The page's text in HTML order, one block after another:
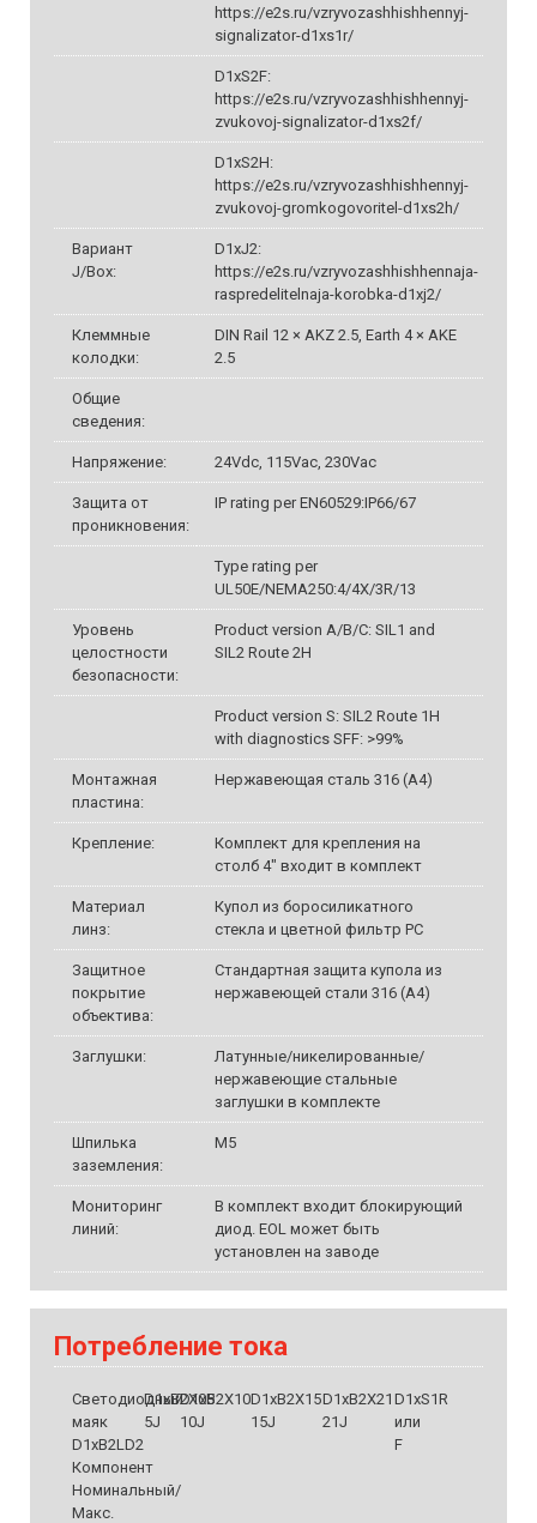
https://e2s.ru/vzryvozashhishhennyj-
signalizator-d1xs1r/
D1xS2F:
https://e2s.ru/vzryvozashhishhennyj-
zvukovoj-signalizator-d1xs2f/
D1xS2H:
https://e2s.ru/vzryvozashhishhennyj-
zvukovoj-gromkogovoritel-d1xs2h/
Вариант
J/Box:
D1xJ2:
https://e2s.ru/vzryvozashhishhennaja-
raspredelitelnaja-korobka-d1xj2/
Клеммные
колодки:
DIN Rail 12 × AKZ 2.5, Earth 4 × AKE
2.5
Общие
сведения:
Напряжениe: 24Vdc, 115Vac, 230Vac
Защита от
проникновения:
IP rating per EN60529:IP66/67
Type rating per
UL50E/NEMA250:4/4X/3R/13
Уровень
целостности
безопасности:
Product version A/B/C: SIL1 and
SIL2 Route 2H
Product version S: SIL2 Route 1H
with diagnostics SFF: >99%
Монтажная
пластина:
Нержавеющая сталь 316 (A4)
Крепление:
Комплект для крепления на
столб 4" входит в комплект
Материал
линз:
Купол из боросиликатного
стекла и цветной фильтр PC
Защитное
покрытие
объектива:
Стандартная защита купола из
нержавеющей стали 316 (A4)
Заглушки:
Латунные/никелированные/
нержавеющие стальные
заглушки в комплекте
Шпилька
заземления:
M5
Мониторинг
линий:
В комплект входит блокирующий
диод. EOL может быть
установлен на заводе
Потребление тока
Светодиодный
маяк
D1xB2LD2
Компонент
Номинальный/
Макс.
D1xB2X05
5J
D1xB2X10
10J
D1xB2X15
15J
D1xB2X21
21J
D1xS1R
или
F